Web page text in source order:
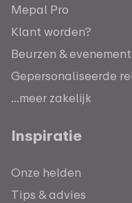
Mepal Pro
Klant worden?
Beurzen &
Gepersonaliseerde
...meer zakelijk
Inspiratie
Onze helden
Tips & advies